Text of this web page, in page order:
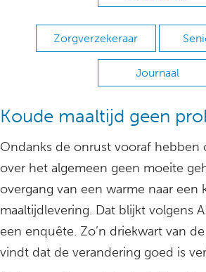
Zorgverzekeraar
Journaal
Koude maaltijd geen
Ondanks de onrust vooraf hebben
over het algemeen geen moeite
overgang van een warme naar een
maaltijdlevering. Dat blijkt volgens
een enquête. Zo’n driekwart van
vindt dat de verandering goed is